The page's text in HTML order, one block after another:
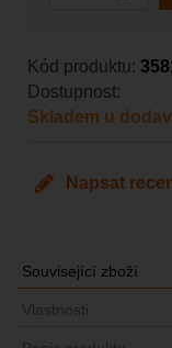
Kód produktu:
Dostupnost:
Skladem u
Napsat
Související zboží
Vlastnosti